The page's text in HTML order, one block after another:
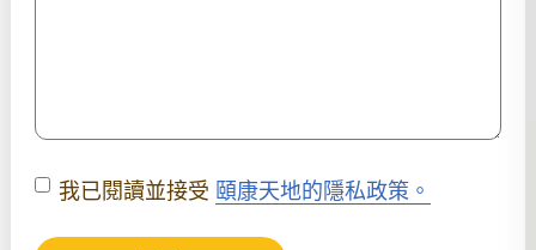
我已閱讀並接受 頤康天地的隱私政策。